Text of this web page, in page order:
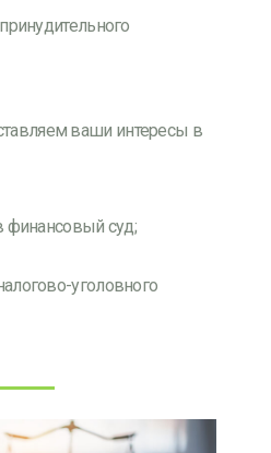
ваши интересы в
финансовый суд;
уголовного